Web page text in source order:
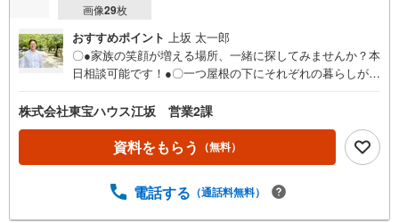
画像29枚
おすすめポイント 上坂 太一郎
〇●家族の笑顔が増える場所、一緒に探してみませんか？本
日相談可能です！●〇一つ屋根の下にそれぞれの暮らしがあ
こそ、そのベースはシンプルであるべきだと思う。なぜな
ら、時の流れで人の好みは変わっていくものだから。■ご予
約いただくとご見学がスムーズです！【営業時間9:00～21:
00】ご見学希望のお客様:右上の「室内・現地を見学する」
料をもらう」をクリックして下さい。【東宝ハウス江坂の
株式会社東宝ハウス江坂 営業2課
資料をもらう （無料）
電話する （通話料無料）